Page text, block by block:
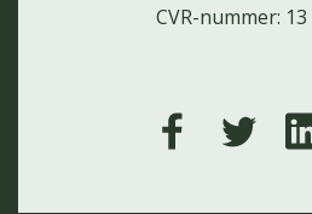
CVR-nummer: 13